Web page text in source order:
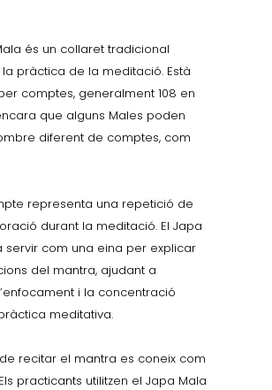
és un collaret tradicional
la pràctica de la meditació. Està
comptes, generalment 108 en
que alguns Males poden
diferent de comptes, com
representa una repetició de
durant la meditació. El Japa
servir com una eina per explicar
del mantra, ajudant a
i la concentració
meditativa.
recitar el mantra es coneix com
practicants utilitzen el Japa Mala